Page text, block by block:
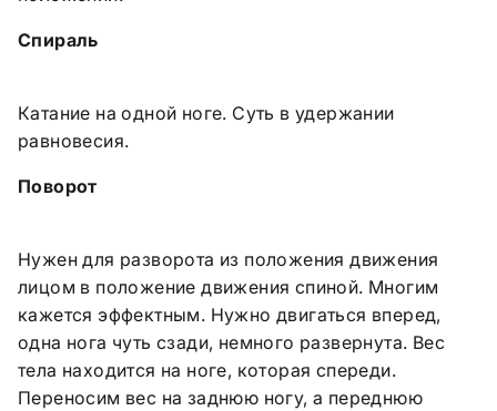
Спираль
Катание на одной ноге. Суть в удержании
равновесия.
Поворот
Нужен для разворота из положения движения
лицом в положение движения спиной. Многим
кажется эффектным. Нужно двигаться вперед,
одна нога чуть сзади, немного развернута. Вес
тела находится на ноге, которая спереди.
Переносим вес на заднюю ногу, а переднюю